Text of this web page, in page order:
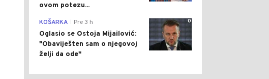
ovom potezu...
0
KOŠARKA Pre 3 h
Oglasio se Ostoja Mijailović:
"Obaviješten sam o njegovoj
želji da ode"